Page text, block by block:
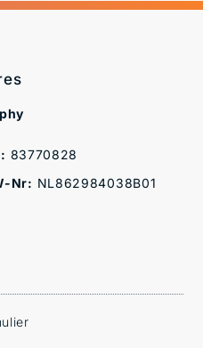
83770828
Nr: NL862984038B01